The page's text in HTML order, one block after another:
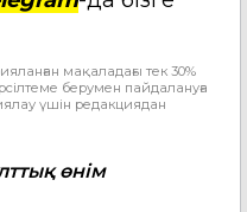
мақаладағы тек 30%
берумен пайдалануға
үшін редакциядан
өнім